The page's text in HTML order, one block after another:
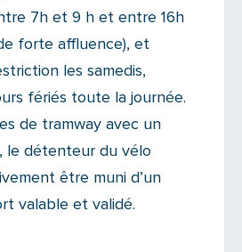
7h et 9 h et entre 16h
forte affluence), et
les samedis,
fériés toute la journée.
de tramway avec un
le détenteur du vélo
être muni d’un
valable et validé.